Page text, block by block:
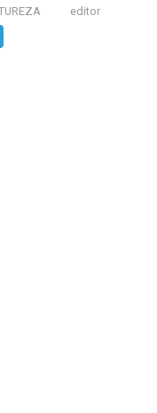
editor